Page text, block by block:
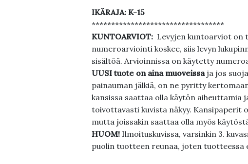
IKÄRAJA: K-15
**********************************
KUNTOARVIOT: Levyjen kuntoarviot on
numeroarviointi koskee, siis levyn
sisältöä. Arvioinnissa on käytetty
UUSI tuote on aina muoveissa ja jos
painauman jälkiä, on ne pyritty
kansissa saattaa olla käytön aiheuttamia
toivottavasti kuvista näkyy. Kansipaperit
mutta joissakin saattaa olla myös
HUOM!Ilmoituskuvissa, varsinkin 3.
puolin tuotteen reunaa, joten tuotteessa